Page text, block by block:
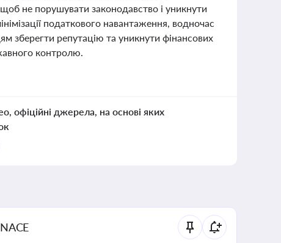
не порушувати законодавство і уникнути
податкового навантаження, водночас
зберегти репутацію та уникнути фінансових
контролю.
офіційні джерела, на основі яких